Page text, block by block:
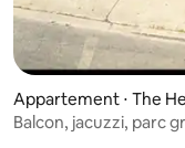
Appartement ⋅ The
Balcon, jacuzzi, parc